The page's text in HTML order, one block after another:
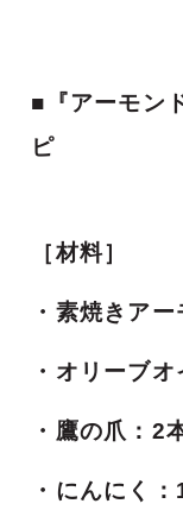
■『アーモン
ピ
［材料］
・素焼きア
・オリーブ
・鷹の爪：2
・にんにく